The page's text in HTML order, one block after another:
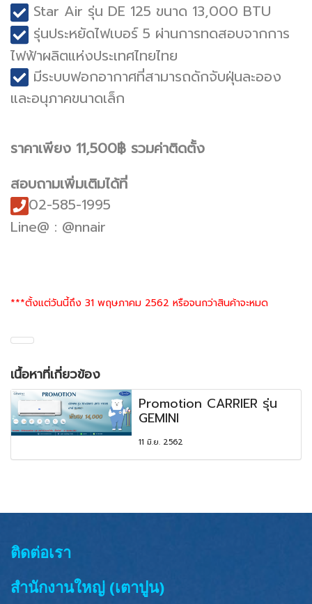
Star Air รุ่น DE 125 ขนาด 13,000 BTU
รุ่นประหยัดไฟเบอร์ 5 ผ่านการทดสอบจากการ
ไฟฟ้าผลิตแห่งประเทศไทยไทย
มีระบบฟอกอากาศที่สามารถดักจับฝุ่นละออง
และอนุภาคขนาดเล็ก
ราคาเพียง 11,500฿ รวมค่าติดตั้ง
สอบถามเพิ่มเติมได้ที่
02-585-1995
Line@ : @nnair
***ตั้งแต่วันนี้ถึง 31 พฤษภาคม 2562 หรือจนกว่าสินค้าจะหมด
เนื้อหาที่เกี่ยวข้อง
Promotion CARRIER รุ่น
GEMINI
11 มิ.ย. 2562
ติดต่อเรา
สำนักงานใหญ่ (เตาปูน)